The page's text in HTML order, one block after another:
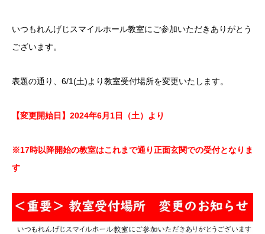
いつもれんげじスマイルホール教室にご参加いただきありがとう
ございます。
表題の通り、6/1(土)より教室受付場所を変更いたします。
【変更開始日】2024年6月1日（土）より
※17時以降開始の教室はこれまで通り正面玄関での受付となりま
す